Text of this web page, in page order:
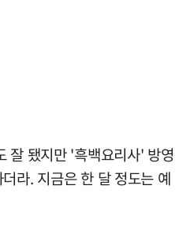
잘 됐지만 '흑백요리사' 방영
라. 지금은 한 달 정도는 예